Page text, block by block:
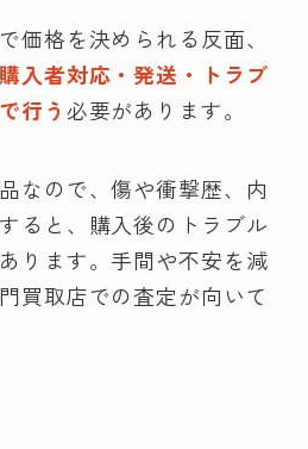
価格を決められる反面、
入者対応・発送・トラブ
行う 必要があります。
なので、傷や衝撃歴、内
ると、購入後のトラブル
ります。手間や不安を減
買取店での査定が向いて